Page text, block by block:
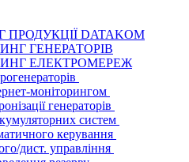
DATAKOM
ГЕНЕРАТОРІВ
ЕЛЕКТРОМЕРЕЖ
моніторингом
генераторів
систем
керування
дист. управління